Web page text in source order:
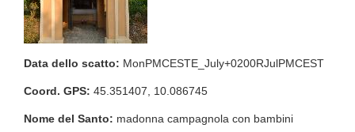
Data dello scatto: MonPMCESTE_July+0200RJulPMCEST
Coord. GPS: 45.351407, 10.086745
Nome del Santo: madonna campagnola con bambini